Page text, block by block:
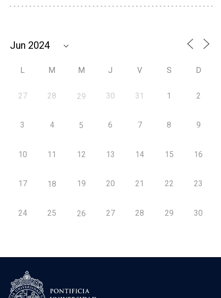
L M M J V S D
27 28 29 30 31 1 2
3 4 5 6 7 8 9
10 11 12 13 14 15 16
17 18 19 20 21 22 23
24 25 26 27 28 29 30